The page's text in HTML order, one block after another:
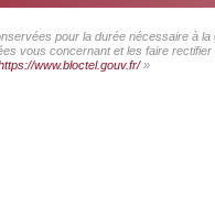
pour la durée nécessaire à
vous concernant et les faire
www.bloctel.gouv.fr/»